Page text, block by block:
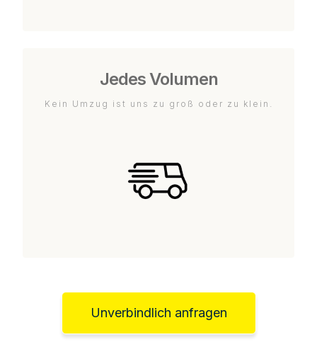
Jedes Volumen
Kein Umzug ist uns zu groß oder zu klein.
Unverbindlich anfragen